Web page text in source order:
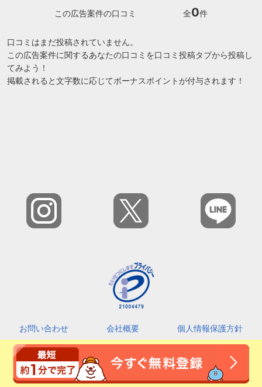
この広告案件の口コミ 全0件
口コミはまだ投稿されていません。
この広告案件に関するあなたの口コミを口コミ投稿タブから投稿し
てみよう！
掲載されると文字数に応じてボーナスポイントが付与されます！
お問い合わせ 会社概要
個人情報保護方針
カスタマーハラスメントに対する基本指針
利用規約
2026 © Amefri